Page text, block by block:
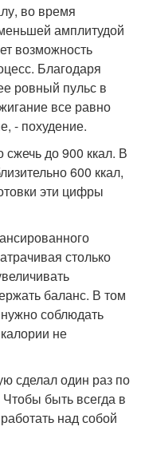
во время
амплитудой
возможность
Благодаря
ровный пульс в
все равно
- похудение.
сжечь до 900 ккал. В
600 ккал,
эти цифры
столько
баланс. В том
соблюдать
не
сделал один раз по
Чтобы быть всегда в
над собой